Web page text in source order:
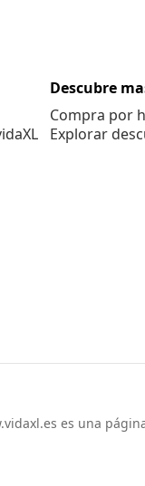
Descubre
Compra por
Explorar
es una